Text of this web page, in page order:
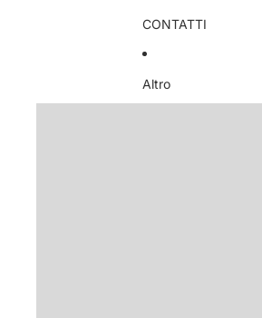
CONTATTI
Altro